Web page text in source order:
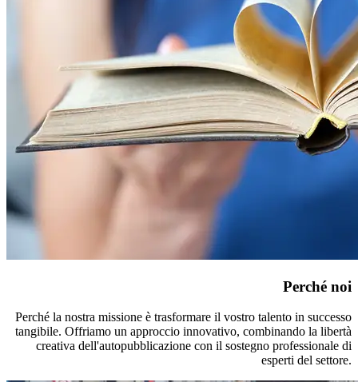
Perché noi
Perché la nostra missione è trasformare il vostro talento in successo
tangibile. Offriamo un approccio innovativo, combinando la libertà
creativa dell'autopubblicazione con il sostegno professionale di
esperti del settore.